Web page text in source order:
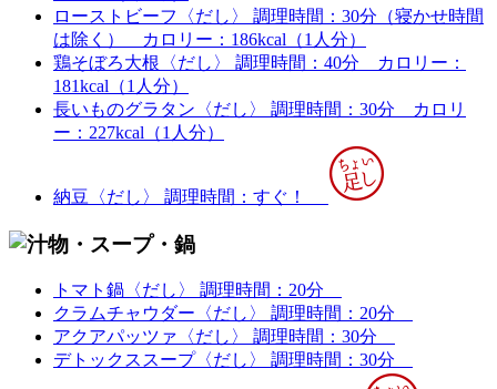
ローストビーフ〈だし〉
調理時間：30分（寝かせ時間
は除く）
カロリー：186kcal（1人分）
鶏そぼろ大根〈だし〉
調理時間：40分
カロリー：
181kcal（1人分）
長いものグラタン〈だし〉
調理時間：30分
カロリ
ー：227kcal（1人分）
納豆〈だし〉 調理時間：すぐ！
トマト鍋〈だし〉
調理時間：20分
クラムチャウダー〈だし〉
調理時間：20分
アクアパッツァ〈だし〉
調理時間：30分
デトックススープ〈だし〉
調理時間：30分